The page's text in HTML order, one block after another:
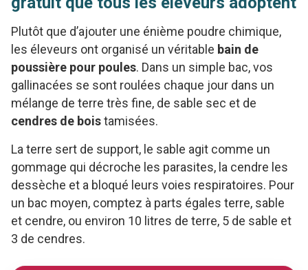
Plutôt que d’ajouter une énième poudre chimique,
les éleveurs ont organisé un véritable bain de
poussière pour poules. Dans un simple bac, vos
gallinacées se sont roulées chaque jour dans un
mélange de terre très fine, de sable sec et de
cendres de boistamisées.
La terre sert de support, le sable agit comme un
gommage qui décroche les parasites, la cendre les
dessèche et a bloqué leurs voies respiratoires. Pour
un bac moyen, comptez à parts égales terre, sable
et cendre, ou environ 10 litres de terre, 5 de sable et
3 de cendres.